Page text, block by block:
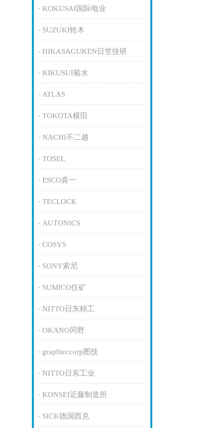
KOKUSAI国际电业
SUZUKI铃木
HIKASAGUKEN日笠技研
KIKUSUI菊水
ATLAS
TOKOTA横田
NACHI不二越
TOSEL
ESCO喜一
TECLOCK
AUTONICS
COSYS
SONY索尼
SUMICO住矿
NITTO日东精工
OKANO冈野
graphteccorp图技
NITTO日东工业
KONSEI近藤制造所
SICK德国西克